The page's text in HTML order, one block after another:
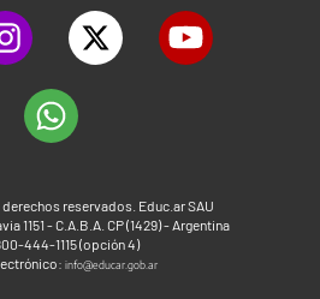
reservados. Educ.ar SAU
1151 - C.A.B.A. CP (1429) - Argentina
444-1115 (opción 4)
info@educar.gob.ar